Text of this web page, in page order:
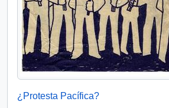
¿Protesta Pacífica?